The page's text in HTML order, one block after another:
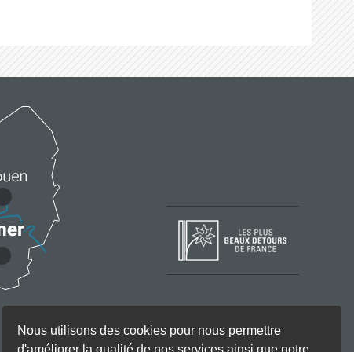
Nous utilisons des cookies pour nous permettre
d'améliorer la qualité de nos services ainsi que notre